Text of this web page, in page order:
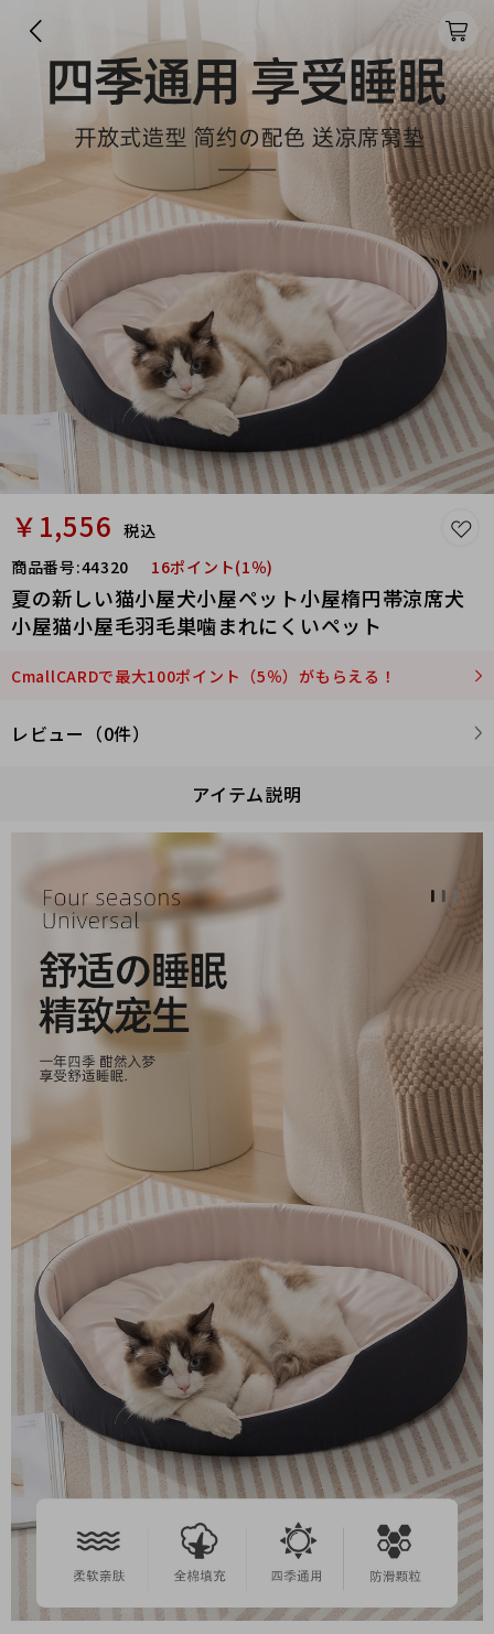
￥1,556 税込
商品番号:44320 16ポイント(1％)
夏の新しい猫小屋犬小屋ペット小屋楕円帯涼席犬
小屋猫小屋毛羽毛巣噛まれにくいペット
CmallCARDで最大100ポイント（5％）がもらえる！
レビュー（0件）
アイテム説明